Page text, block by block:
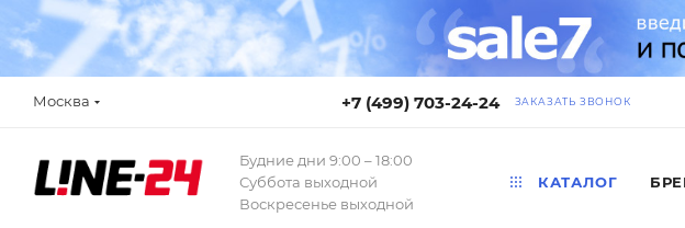
Москва +7 (499) 703-24-24 ЗАКАЗАТЬ ЗВОНОК
Будние дни 9:00 – 18:00
Суббота выходной
Воскресенье выходной
КАТАЛОГ